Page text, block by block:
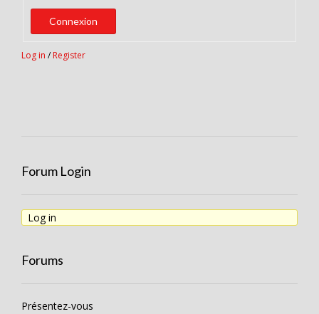
Connexion
Log in / Register
Forum Login
Log in
Forums
Présentez-vous